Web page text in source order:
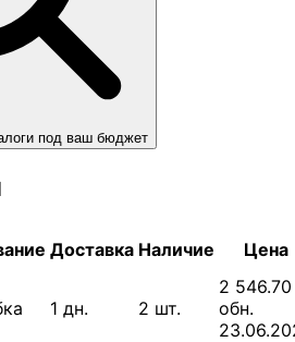
под ваш бюджет
Доставка Наличие Цена
1 дн. 2 шт.
2 546.70
обн.